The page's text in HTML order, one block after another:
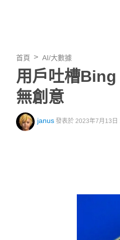
首頁 AI/大數據
用戶吐槽
無創意
janus 發表於 2023年7月13日